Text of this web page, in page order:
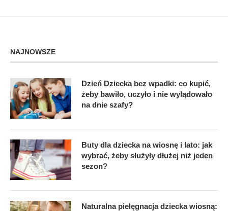
NAJNOWSZE
Dzień Dziecka bez wpadki: co kupić,
żeby bawiło, uczyło i nie wylądowało
na dnie szafy?
Buty dla dziecka na wiosnę i lato: jak
wybrać, żeby służyły dłużej niż jeden
sezon?
Naturalna pielęgnacja dziecka wiosną: